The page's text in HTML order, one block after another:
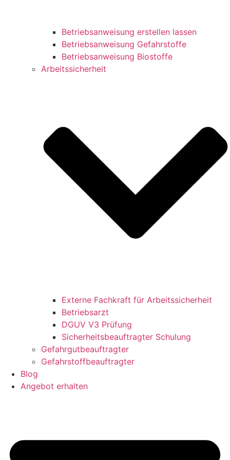
Betriebsanweisung erstellen lassen
Betriebsanweisung Gefahrstoffe
Betriebsanweisung Biostoffe
Arbeitssicherheit
Externe Fachkraft für Arbeitssicherheit
Betriebsarzt
DGUV V3 Prüfung
Sicherheitsbeauftragter Schulung
Gefahrgutbeauftragter
Gefahrstoffbeauftragter
Blog
Angebot erhalten